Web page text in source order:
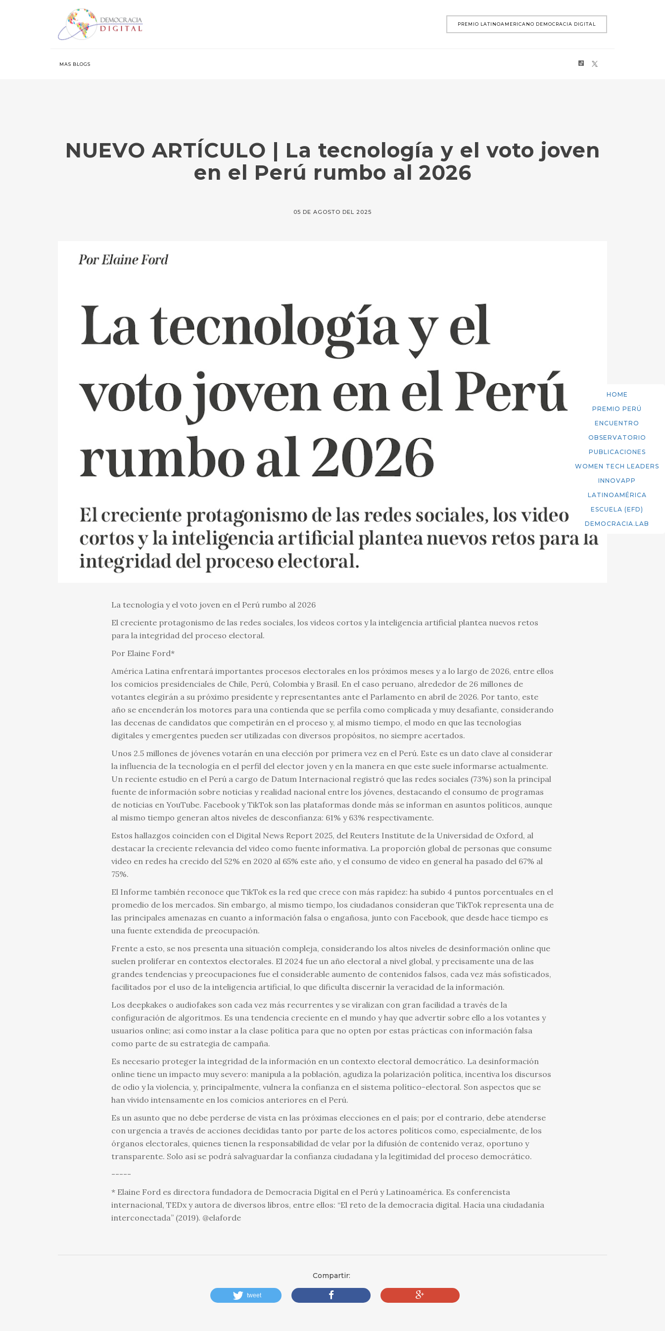
PREMIO LATINOAMERICANO DEMOCRACIA DIGITAL
MAS BLOGS
HOME
PREMIO PERÚ
ENCUENTRO
OBSERVATORIO
PUBLICACIONES
WOMEN TECH LEADERS
INNOVAPP
LATINOAMÉRICA
ESCUELA (EFD)
DEMOCRACIA.LAB
NUEVO ARTÍCULO | La tecnología y el voto joven
en el Perú rumbo al 2026
05 DE AGOSTO DEL 2025
La tecnología y el voto joven en el Perú rumbo al 2026
El creciente protagonismo de las redes sociales, los videos cortos y la inteligencia artificial plantea nuevos retos
para la integridad del proceso electoral.
Por Elaine Ford*
América Latina enfrentará importantes procesos electorales en los próximos meses y a lo largo de 2026, entre ellos
los comicios presidenciales de Chile, Perú, Colombia y Brasil. En el caso peruano, alrededor de 26 millones de
votantes elegirán a su próximo presidente y representantes ante el Parlamento en abril de 2026. Por tanto, este
año se encenderán los motores para una contienda que se perfila como complicada y muy desafiante, considerando
las decenas de candidatos que competirán en el proceso y, al mismo tiempo, el modo en que las tecnologías
digitales y emergentes pueden ser utilizadas con diversos propósitos, no siempre acertados.
Unos 2.5 millones de jóvenes votarán en una elección por primera vez en el Perú. Este es un dato clave al considerar
la influencia de la tecnología en el perfil del elector joven y en la manera en que este suele informarse actualmente.
Un reciente estudio en el Perú a cargo de Datum Internacional registró que las redes sociales (73%) son la principal
fuente de información sobre noticias y realidad nacional entre los jóvenes, destacando el consumo de programas
de noticias en YouTube. Facebook y TikTok son las plataformas donde más se informan en asuntos políticos, aunque
al mismo tiempo generan altos niveles de desconfianza: 61% y 63% respectivamente.
Estos hallazgos coinciden con el Digital News Report 2025, del Reuters Institute de la Universidad de Oxford, al
destacar la creciente relevancia del video como fuente informativa. La proporción global de personas que consume
video en redes ha crecido del 52% en 2020 al 65% este año, y el consumo de video en general ha pasado del 67% al
75%.
El Informe también reconoce que TikTok es la red que crece con más rapidez: ha subido 4 puntos porcentuales en el
promedio de los mercados. Sin embargo, al mismo tiempo, los ciudadanos consideran que TikTok representa una de
las principales amenazas en cuanto a información falsa o engañosa, junto con Facebook, que desde hace tiempo es
una fuente extendida de preocupación.
Frente a esto, se nos presenta una situación compleja, considerando los altos niveles de desinformación online que
suelen proliferar en contextos electorales. El 2024 fue un año electoral a nivel global, y precisamente una de las
grandes tendencias y preocupaciones fue el considerable aumento de contenidos falsos, cada vez más sofisticados,
facilitados por el uso de la inteligencia artificial, lo que dificulta discernir la veracidad de la información.
Los deepkakes o audiofakes son cada vez más recurrentes y se viralizan con gran facilidad a través de la
configuración de algoritmos. Es una tendencia creciente en el mundo y hay que advertir sobre ello a los votantes y
usuarios online; así como instar a la clase política para que no opten por estas prácticas con información falsa
como parte de su estrategia de campaña.
Es necesario proteger la integridad de la información en un contexto electoral democrático. La desinformación
online tiene un impacto muy severo: manipula a la población, agudiza la polarización política, incentiva los discursos
de odio y la violencia, y, principalmente, vulnera la confianza en el sistema político-electoral. Son aspectos que se
han vivido intensamente en los comicios anteriores en el Perú.
Es un asunto que no debe perderse de vista en las próximas elecciones en el país; por el contrario, debe atenderse
con urgencia a través de acciones decididas tanto por parte de los actores políticos como, especialmente, de los
órganos electorales, quienes tienen la responsabilidad de velar por la difusión de contenido veraz, oportuno y
transparente. Solo así se podrá salvaguardar la confianza ciudadana y la legitimidad del proceso democrático.
-----
* Elaine Ford es directora fundadora de Democracia Digital en el Perú y Latinoamérica. Es conferencista
internacional, TEDx y autora de diversos libros, entre ellos: “El reto de la democracia digital. Hacia una ciudadanía
interconectada” (2019). @elaforde
Compartir:
tweet